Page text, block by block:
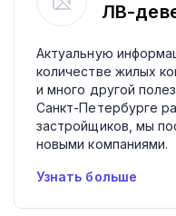
ЛВ-
Актуальную
количестве жилых
и много другой
Санкт-Петербурге
застройщиков, мы
новыми компаниями.
Узнать больше